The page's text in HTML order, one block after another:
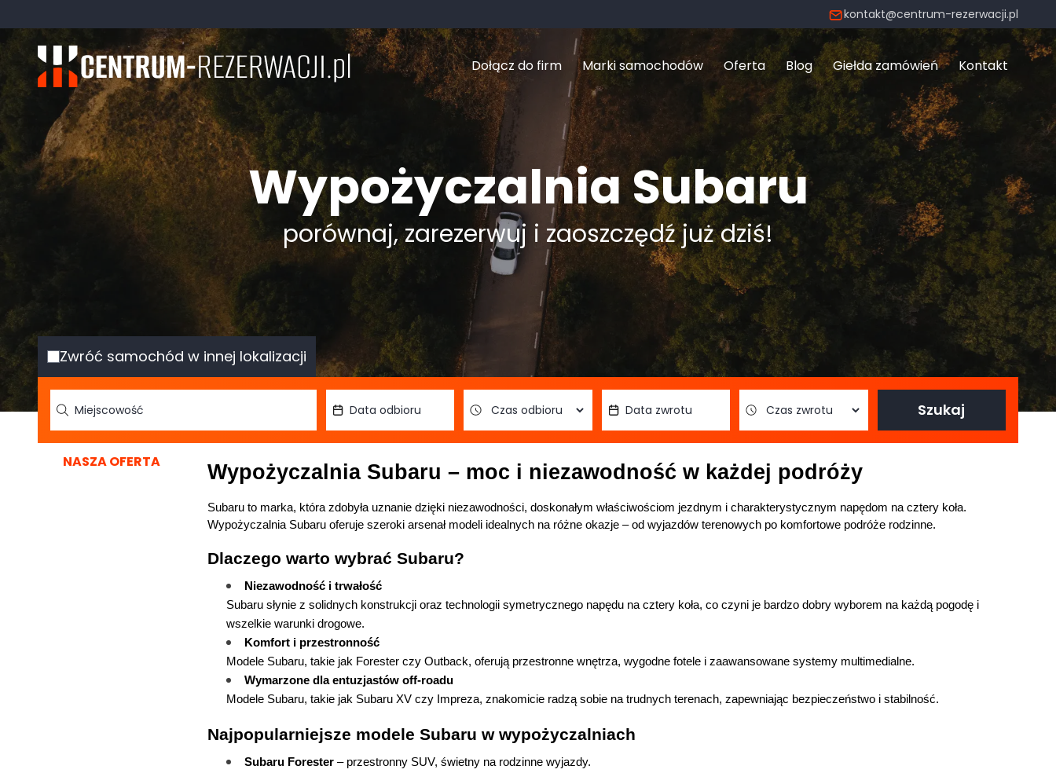
kontakt@centrum-rezerwacji.pl
Dołącz do firm Marki samochodów Oferta Blog Giełda zamówień Kontakt
Wypożyczalnia Subaru
porównaj, zarezerwuj i zaoszczędź już dziś!
Zwróć samochód w innej lokalizacji
Szukaj
NASZA OFERTA Wypożyczalnia Subaru – moc i niezawodność w każdej podróży
Wypożyczalnia Subaru oferuje szeroki arsenał modeli idealnych na różne okazje – od wyjazdów terenowych po komfortowe podróże rodzinne.
Dlaczego warto wybrać Subaru?
Niezawodność i trwałość
Subaru słynie z solidnych konstrukcji oraz technologii symetrycznego napędu na cztery koła, co czyni je bardzo dobry wyborem na każdą pogodę i
wszelkie warunki drogowe.
Komfort i przestronność
Modele Subaru, takie jak Forester czy Outback, oferują przestronne wnętrza, wygodne fotele i zaawansowane systemy multimedialne.
Wymarzone dla entuzjastów off-roadu
Modele Subaru, takie jak Subaru XV czy Impreza, znakomicie radzą sobie na trudnych terenach, zapewniając bezpieczeństwo i stabilność.
Najpopularniejsze modele Subaru w wypożyczalniach
Subaru Forester – przestronny SUV, świetny na rodzinne wyjazdy.